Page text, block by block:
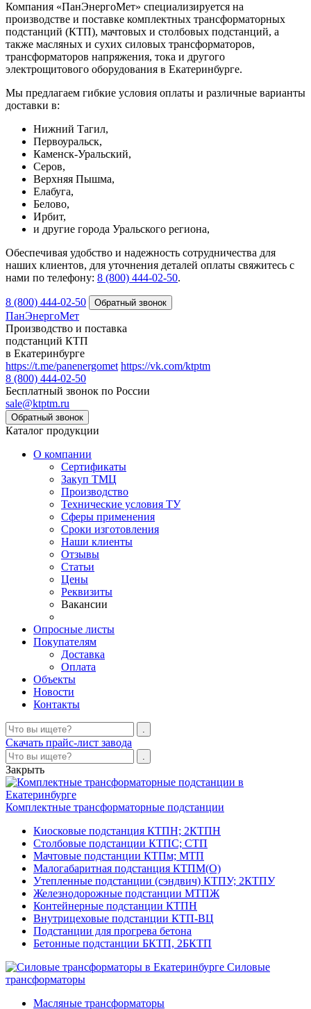
Компания «ПанЭнергоМет» специализируется на
производстве и поставке комплектных трансформаторных
подстанций (КТП), мачтовых и столбовых подстанций, а
также масляных и сухих силовых трансформаторов,
трансформаторов напряжения, тока и другого
электрощитового оборудования в Екатеринбурге.
Мы предлагаем гибкие условия оплаты и различные варианты
доставки в:
Нижний Тагил,
Первоуральск,
Каменск-Уральский,
Серов,
Верхняя Пышма,
Елабуга,
Белово,
Ирбит,
и другие города Уральского региона,
Обеспечивая удобство и надежность сотрудничества для
наших клиентов, для уточнения деталей оплаты свяжитесь с
нами по телефону: 8 (800) 444-02-50.
8 (800) 444-02-50
ПанЭнергоМет
Производство и поставка
подстанций КТП
в Екатеринбурге
https://t.me/panenergomet https://vk.com/ktptm
8 (800) 444-02-50
Бесплатный звонок по России
sale@ktptm.ru
Каталог продукции
О компании
Сертификаты
Закуп ТМЦ
Производство
Технические условия ТУ
Сферы применения
Сроки изготовления
Наши клиенты
Отзывы
Статьи
Цены
Реквизиты
Вакансии
Опросные листы
Покупателям
Доставка
Оплата
Объекты
Новости
Контакты
Скачать прайс-лист завода
Закрыть
Комплектные трансформаторные подстанции
Киосковые подстанция КТПН; 2КТПН
Столбовые подстанции КТПС; СТП
Мачтовые подстанции КТПм; МТП
Малогабаритная подстанция КТПМ(О)
Утепленные подстанции (сэндвич) КТПУ; 2КТПУ
Железнодорожные подстанции МТПЖ
Контейнерные подстанции КТПН
Внутрицеховые подстанции КТП-ВЦ
Подстанции для прогрева бетона
Бетонные подстанции БКТП, 2БКТП
Силовые
трансформаторы
Масляные трансформаторы